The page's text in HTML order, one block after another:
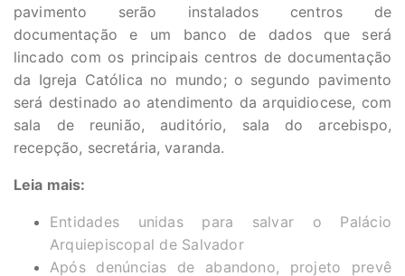
pavimento serão instalados centros de
documentação e um banco de dados que será
lincado com os principais centros de documentação
da Igreja Católica no mundo; o segundo pavimento
será destinado ao atendimento da arquidiocese, com
sala de reunião, auditório, sala do arcebispo,
recepção, secretária, varanda.
Leia mais:
Entidades unidas para salvar o Palácio
Arquiepiscopal de Salvador
Após denúncias de abandono, projeto prevê